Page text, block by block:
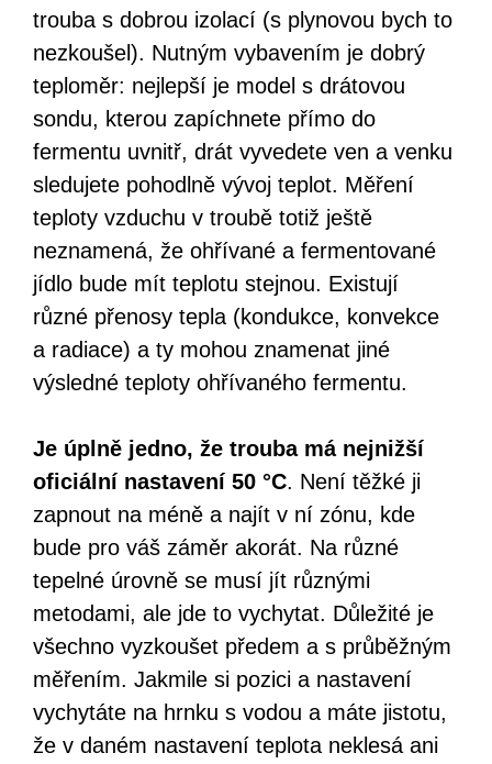
trouba s dobrou izolací (s plynovou bych to
nezkoušel). Nutným vybavením je dobrý
teploměr: nejlepší je model s drátovou
sondu, kterou zapíchnete přímo do
fermentu uvnitř, drát vyvedete ven a venku
sledujete pohodlně vývoj teplot. Měření
teploty vzduchu v troubě totiž ještě
neznamená, že ohřívané a fermentované
jídlo bude mít teplotu stejnou. Existují
různé přenosy tepla (kondukce, konvekce
a radiace) a ty mohou znamenat jiné
výsledné teploty ohřívaného fermentu.
Je úplně jedno, že trouba má nejnižší
oficiální nastavení 50 °C. Není těžké ji
zapnout na méně a najít v ní zónu, kde
bude pro váš záměr akorát. Na různé
tepelné úrovně se musí jít různými
metodami, ale jde to vychytat. Důležité je
všechno vyzkoušet předem a s průběžným
měřením. Jakmile si pozici a nastavení
vychytáte na hrnku s vodou a máte jistotu,
že v daném nastavení teplota neklesá ani